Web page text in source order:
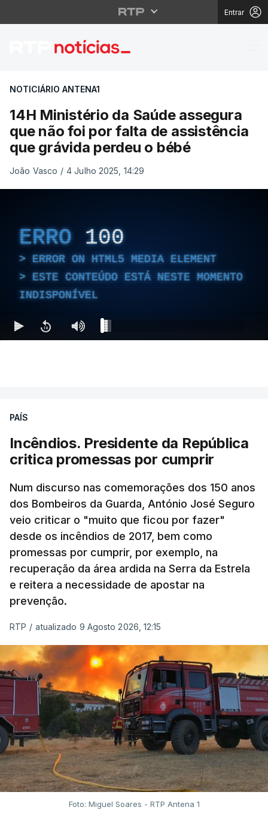
Entrar
14H Ministério da
NOTICIÁRIO ANTENA1
14H Ministério da Saúde assegura
que não foi por falta de assistência
que grávida perdeu o bébé
João Vasco / 4 Julho 2025, 14:29
ERRO 100
ERROR ON HTML5 MEDIA ELEMENT
ESTE CONTEÚDO ESTÁ NESTE MOMENTO
INDISPONÍVEL
PAÍS
Incêndios. Presidente da República
critica promessas por cumprir
Num discurso nas comemorações dos 150 anos
dos Bombeiros da Guarda, António José Seguro
veio criticar o "muito que ficou por fazer"
desde os incêndios de 2017, bem como
promessas por cumprir, por exemplo, na
recuperação da área ardida na Serra da Estrela
e reitera a necessidade de apostar na
prevenção.
RTP / atualizado 9 Agosto 2026, 12:15
Foto: Miguel Soares - RTP Antena 1